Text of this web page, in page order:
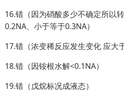
16.错（因为硝酸多少不确定所以
0.2NA、小于等于0.3NA）
17.错（浓变稀反应发生变化 应大
18.错（因铵根水解<0.1NA）
19.错（戊烷标况成液态）